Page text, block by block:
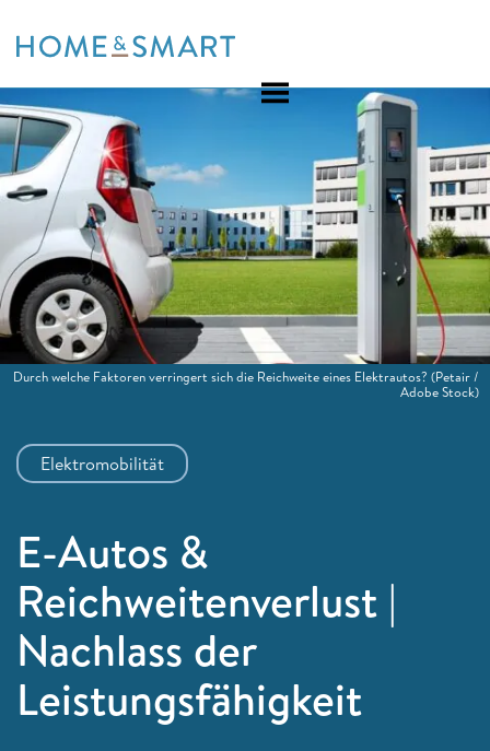
to
Elektromobilität
E-Autos &
Reichweitenverlust |
Nachlass der
Leistungsfähigkeit
Durch welche Faktoren verringert sich die Reichweite eines Elektrautos? (Petair /
Adobe Stock)